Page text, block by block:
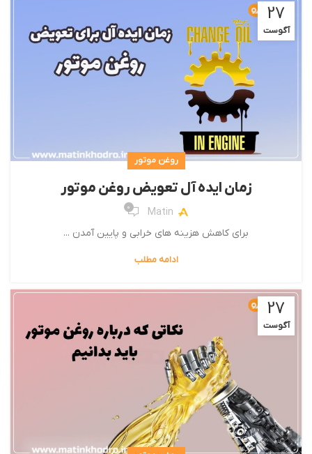
27
آگوست
روغن موتور
زمان ایده آل تعویض روغن موتور
Matin
0
برای کاهش هزینه­ هاي‌ خرابی و پایین آمدن ...
ادامه مطلب
27
آگوست